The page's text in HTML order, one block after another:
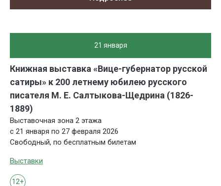
21 января
Книжная выставка «Вице-губернатор русской
сатиры» к 200 летнему юбилею русского
писателя М. Е. Салтыкова-Щедрина (1826-
1889)
Выставочная зона 2 этажа
с 21 января по 27 февраля 2026
Свободный, по бесплатным билетам
Выставки
12+